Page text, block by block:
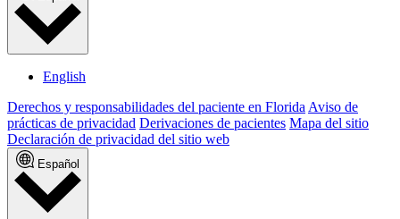
English
Derechos y responsabilidades del paciente en Florida Aviso de
prácticas de privacidad Derivaciones de pacientes Mapa del sitio
Declaración de privacidad del sitio web
Español